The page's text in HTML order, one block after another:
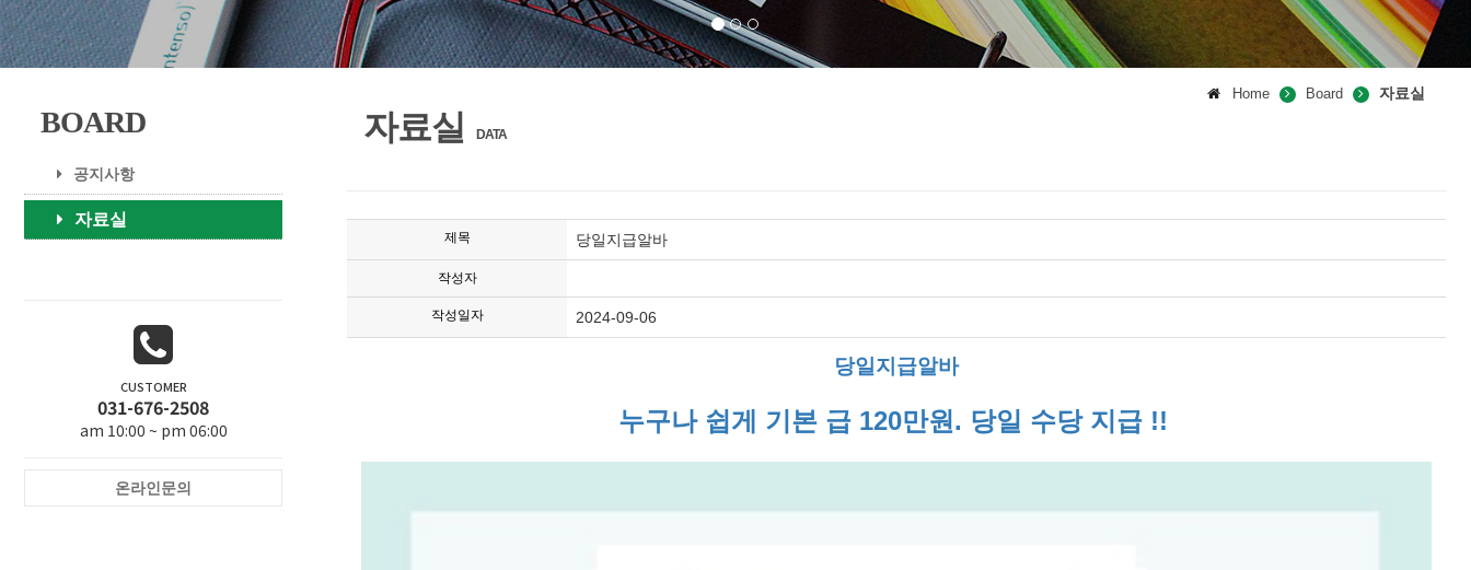
BOARD
공지사항
자료실
CUSTOMER
031-676-2508
am 10:00 ~ pm 06:00
온라인문의
Home Board 자료실
자료실 DATA
제목 당일지급알바
작성자
작성일자 2024-09-06
당일지급알바
누구나 쉽게 기본 급 120만원. 당일 수당 지급 !!